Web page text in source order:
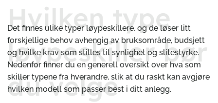
Hvilken type
løypeskiller bør
du velge
Det finnes ulike typer løypeskillere, og de løser litt
forskjellige behov avhengig av bruksområde, budsjett
og hvilke krav som stilles til synlighet og slitestyrke.
Nedenfor finner du en generell oversikt over hva som
skiller typene fra hverandre, slik at du raskt kan avgjøre
hvilken modell som passer best i ditt anlegg.